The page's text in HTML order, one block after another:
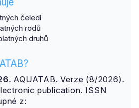
čeledí
rodů
druhů
AQUATAB. Verze (8/2026).
publication. ISSN
z: